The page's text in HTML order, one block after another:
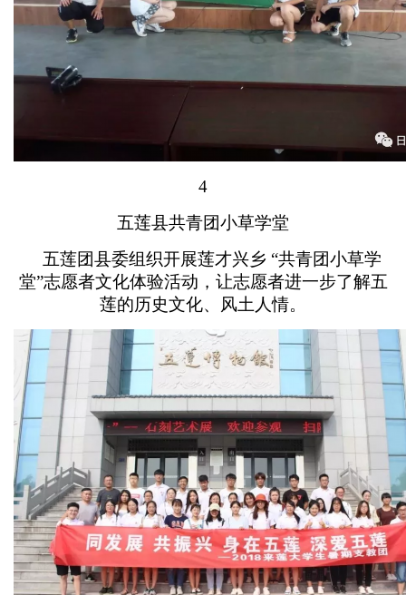
4
五莲县共青团小草学堂
五莲团县委组织开展莲才兴乡 “共青团小草学
堂”志愿者文化体验活动，让志愿者进一步了解五
莲的历史文化、风土人情。